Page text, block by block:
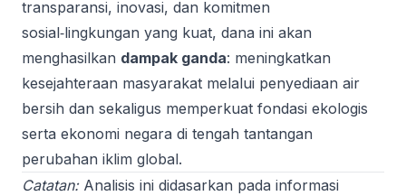
transparansi, inovasi, dan komitmen
sosial‑lingkungan yang kuat, dana ini akan
menghasilkan dampak ganda: meningkatkan
kesejahteraan masyarakat melalui penyediaan air
bersih dan sekaligus memperkuat fondasi ekologis
serta ekonomi negara di tengah tantangan
perubahan iklim global.
Catatan:Analisis ini didasarkan pada informasi